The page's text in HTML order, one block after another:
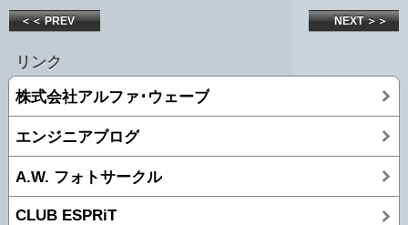
＜＜ PREV NEXT ＞＞
リンク
株式会社アルファ･ウェーブ
エンジニアブログ
A.W. フォトサークル
CLUB ESPRiT